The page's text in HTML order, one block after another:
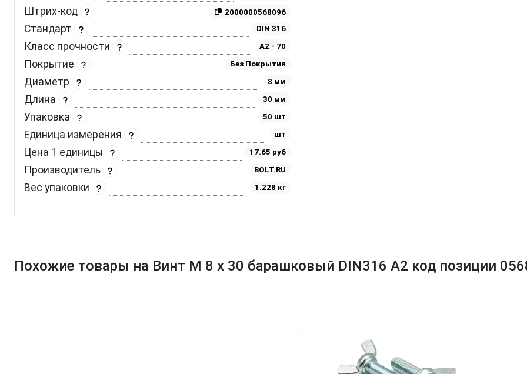
Штрих-код 2000000568096
Стандарт DIN 316
Класс прочности A2 - 70
Покрытие Без Покрытия
Диаметр 8 мм
Длина 30 мм
Упаковка 50 шт
Единица измерения шт
Цена 1 единицы 17.65 руб
Производитель BOLT.RU
Вес упаковки 1.228 кг
Похожие товары на Винт М 8 х 30 барашковый DIN316 A2 код позиции